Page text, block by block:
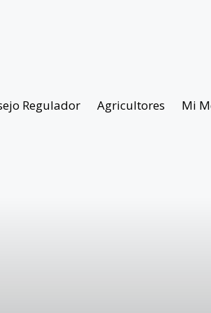
Regulador Agricultores Mi